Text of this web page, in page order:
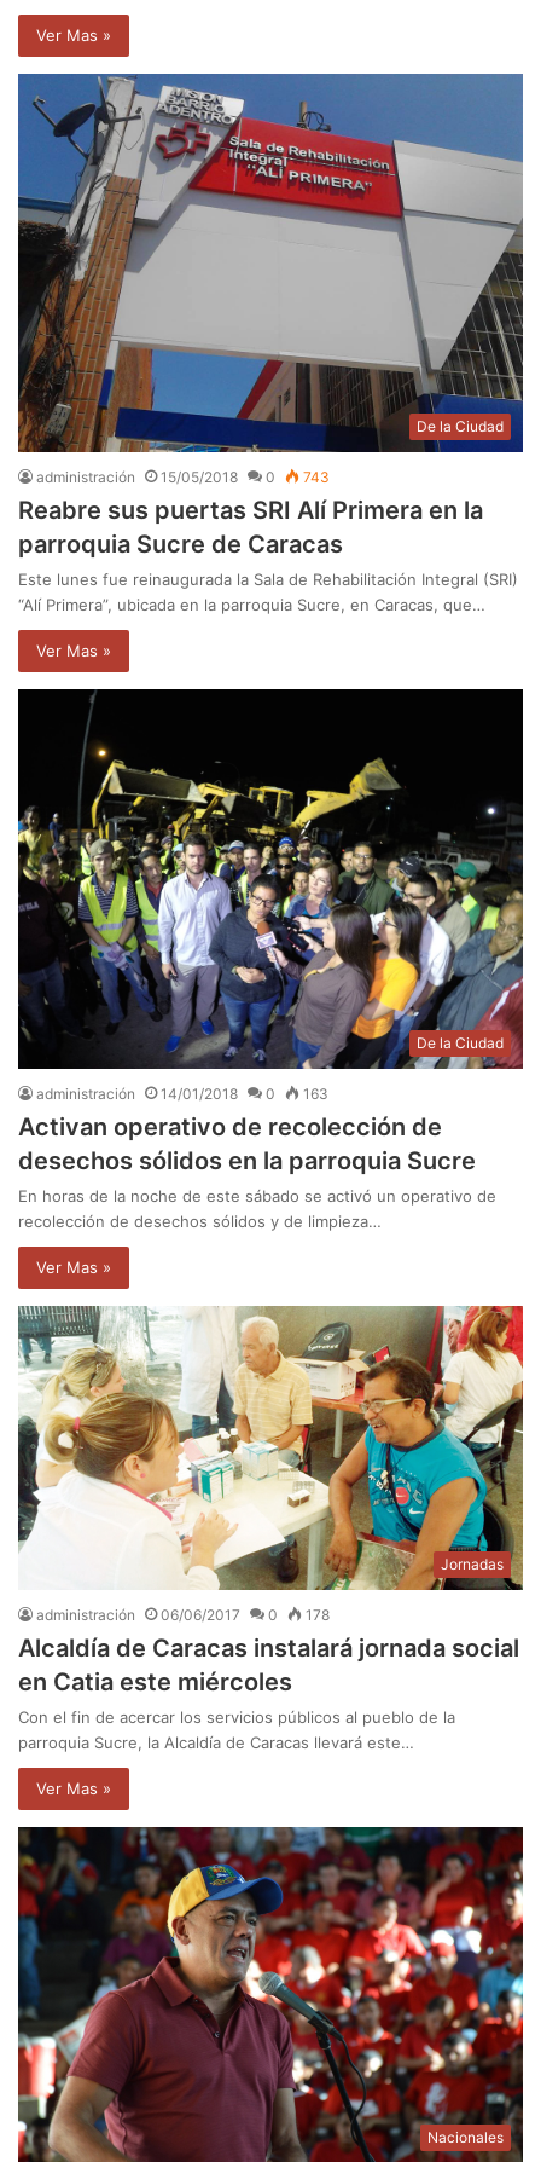
Ver Mas »
De la Ciudad
administración 15/05/2018 0 743
Reabre sus puertas SRI Alí Primera en la
parroquia Sucre de Caracas
Este lunes fue reinaugurada la Sala de Rehabilitación Integral (SRI)
“Alí Primera”, ubicada en la parroquia Sucre, en Caracas, que…
Ver Mas »
De la Ciudad
administración 14/01/2018 0 163
Activan operativo de recolección de
desechos sólidos en la parroquia Sucre
En horas de la noche de este sábado se activó un operativo de
recolección de desechos sólidos y de limpieza…
Ver Mas »
Jornadas
administración 06/06/2017 0 178
Alcaldía de Caracas instalará jornada social
en Catia este miércoles
Con el fin de acercar los servicios públicos al pueblo de la
parroquia Sucre, la Alcaldía de Caracas llevará este…
Ver Mas »
Nacionales